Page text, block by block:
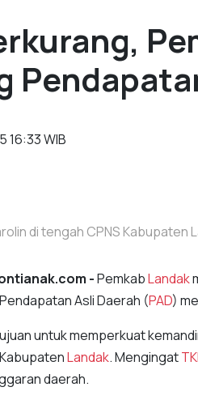
16:33 WIB
di tengah CPNS Kabupaten
-PemkabLandak
Asli Daerah (PAD)
untuk memperkuat
Landak. Mengingat
daerah.